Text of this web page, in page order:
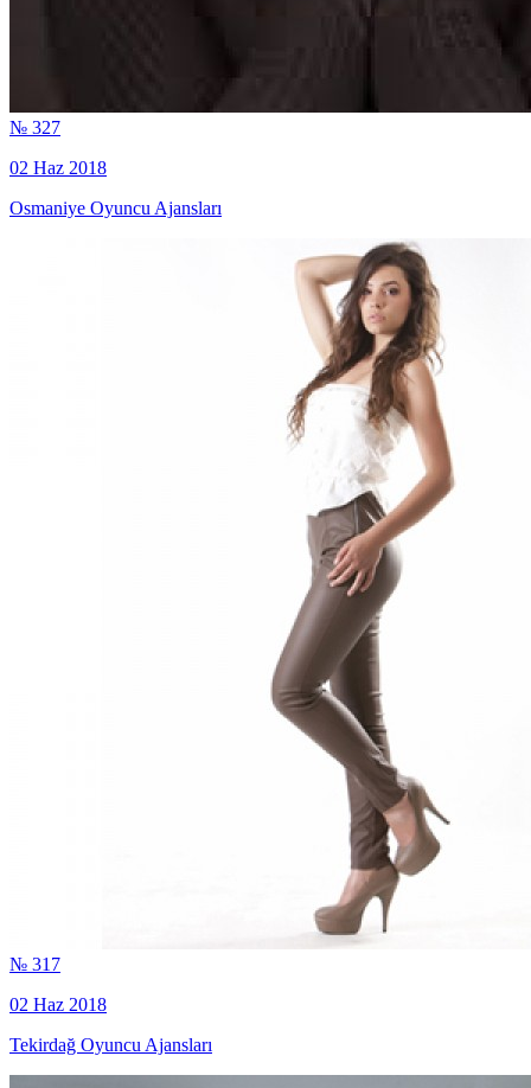
№ 327
02 Haz 2018
Osmaniye Oyuncu Ajansları
№ 317
02 Haz 2018
Tekirdağ Oyuncu Ajansları